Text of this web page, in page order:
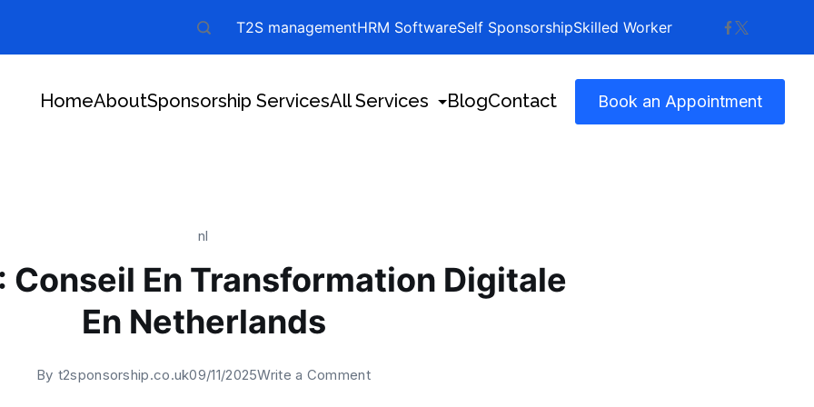
T2S managementHRM SoftwareSelf SponsorshipSkilled Worker
HomeAboutSponsorship ServicesAll Services BlogContact Book an Appointment
nl
Conseil En Transformation Digitale
En Netherlands
By t2sponsorship.co.uk09/11/2025Write a Commenton